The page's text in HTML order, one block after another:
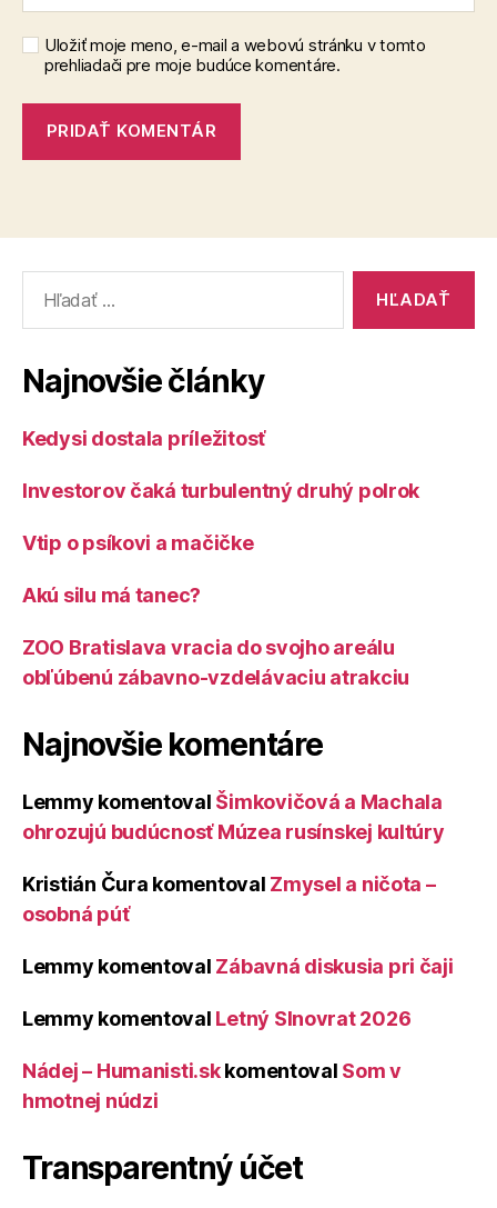
Uložiť moje meno, e-mail a webovú stránku v tomto
prehliadači pre moje budúce komentáre.
Najnovšie články
Kedysi dostala príležitosť
Investorov čaká turbulentný druhý polrok
Vtip o psíkovi a mačičke
Akú silu má tanec?
ZOO Bratislava vracia do svojho areálu
obľúbenú zábavno-vzdelávaciu atrakciu
Najnovšie komentáre
Lemmy komentoval Šimkovičová a Machala
ohrozujú budúcnosť Múzea rusínskej kultúry
Kristián Čura komentoval Zmysel a ničota –
osobná púť
Lemmy komentoval Zábavná diskusia pri čaji
Lemmy komentoval Letný Slnovrat 2026
Nádej – Humanisti.skkomentoval Som v
hmotnej núdzi
Transparentný účet